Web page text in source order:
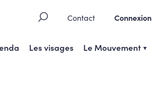
Contact Connexion
Les visages Le Mouvement